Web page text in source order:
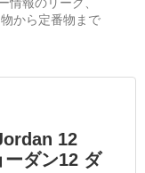
から定番物まで
12
ダン12 ダ